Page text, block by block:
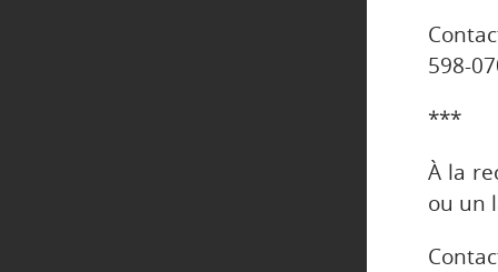
598-
***
À la
ou un